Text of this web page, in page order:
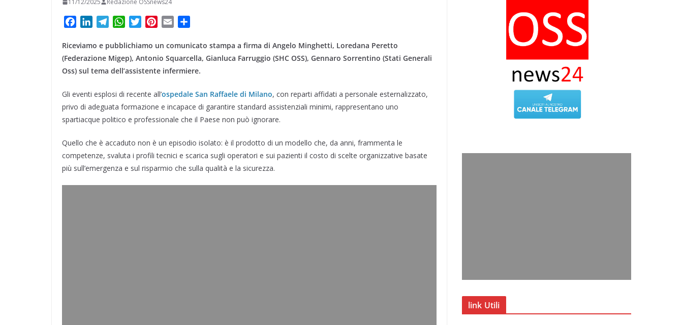
11/12/2025 Redazione OSSnews24
c
e
b
o
k
n
k
e
I
n
l
e
g
a
m
W
a
t
s
p
p
i
t
t
r
n
t
e
e
s
t
a
i
l
n
d
i
i
d
i
Riceviamo e pubblichiamo un comunicato stampa a firma di Angelo Minghetti, Loredana Peretto
(Federazione Migep), Antonio Squarcella, Gianluca Farruggio (SHC OSS), Gennaro Sorrentino (Stati Generali
Oss) sul tema dell’assistente infermiere.
Gli eventi esplosi di recente all’ospedale San Raffaele di Milano, con reparti affidati a personale esternalizzato,
privo di adeguata formazione e incapace di garantire standard assistenziali minimi, rappresentano uno
spartiacque politico e professionale che il Paese non può ignorare.
Quello che è accaduto non è un episodio isolato: è il prodotto di un modello che, da anni, frammenta le
competenze, svaluta i profili tecnici e scarica sugli operatori e sui pazienti il costo di scelte organizzative basate
più sull’emergenza e sul risparmio che sulla qualità e la sicurezza.
link Utili